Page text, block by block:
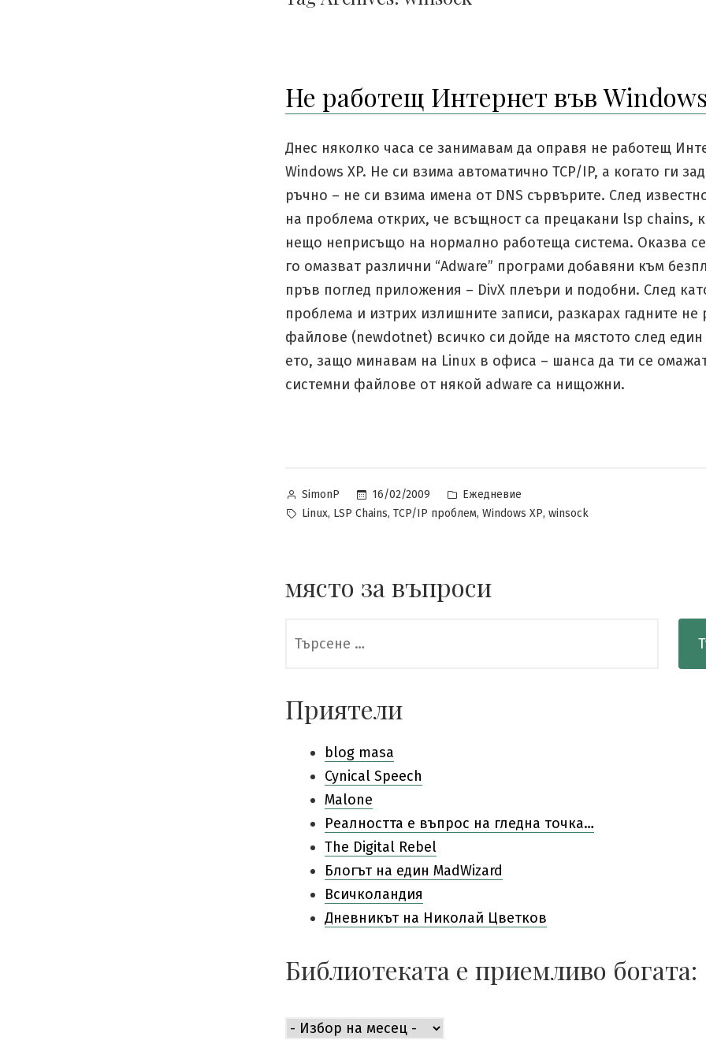
Не работещ Интернет във
Днес няколко часа се занимавам да оправя не работещ
Windows XP. Не си взима автоматично TCP/IP, а когато ги
ръчно – не си взима имена от DNS сървърите. След
на проблема открих, че всъщност са прецакани lsp chains,
нещо неприсъщо на нормално работеща система. Оказва
го омазват различни “Adware” програми добавяни към
пръв поглед приложения – DivX плеъри и подобни. След
проблема и изтрих излишните записи, разкарах гадните не
файлове (newdotnet) всичко си дойде на мястото след един
ето, защо минавам на Linux в офиса – шанса да ти се
системни файлове от някой adware са нищожни.
Posted
by
SimonP 16/02/2009
Posted
in
Ежедневие
Tags:
Linux, LSP Chains, TCP/IP проблем, Windows XP, winsock
място за въпроси
за:
Приятели
blog masa
Cynical Speech
Malone
Pеалността е въпрос на гледна точка…
The Digital Rebel
Блогът на един MadWizard
Всичколандия
Дневникът на Николай Цветков
Библиотеката е приемливо богата:
е